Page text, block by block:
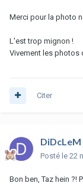
Merci pour la photo
L'est trop mignon !
Vivement les photos
Citer
DiDcLeM
Posté le 22
Bon ben, Taz hein ?!